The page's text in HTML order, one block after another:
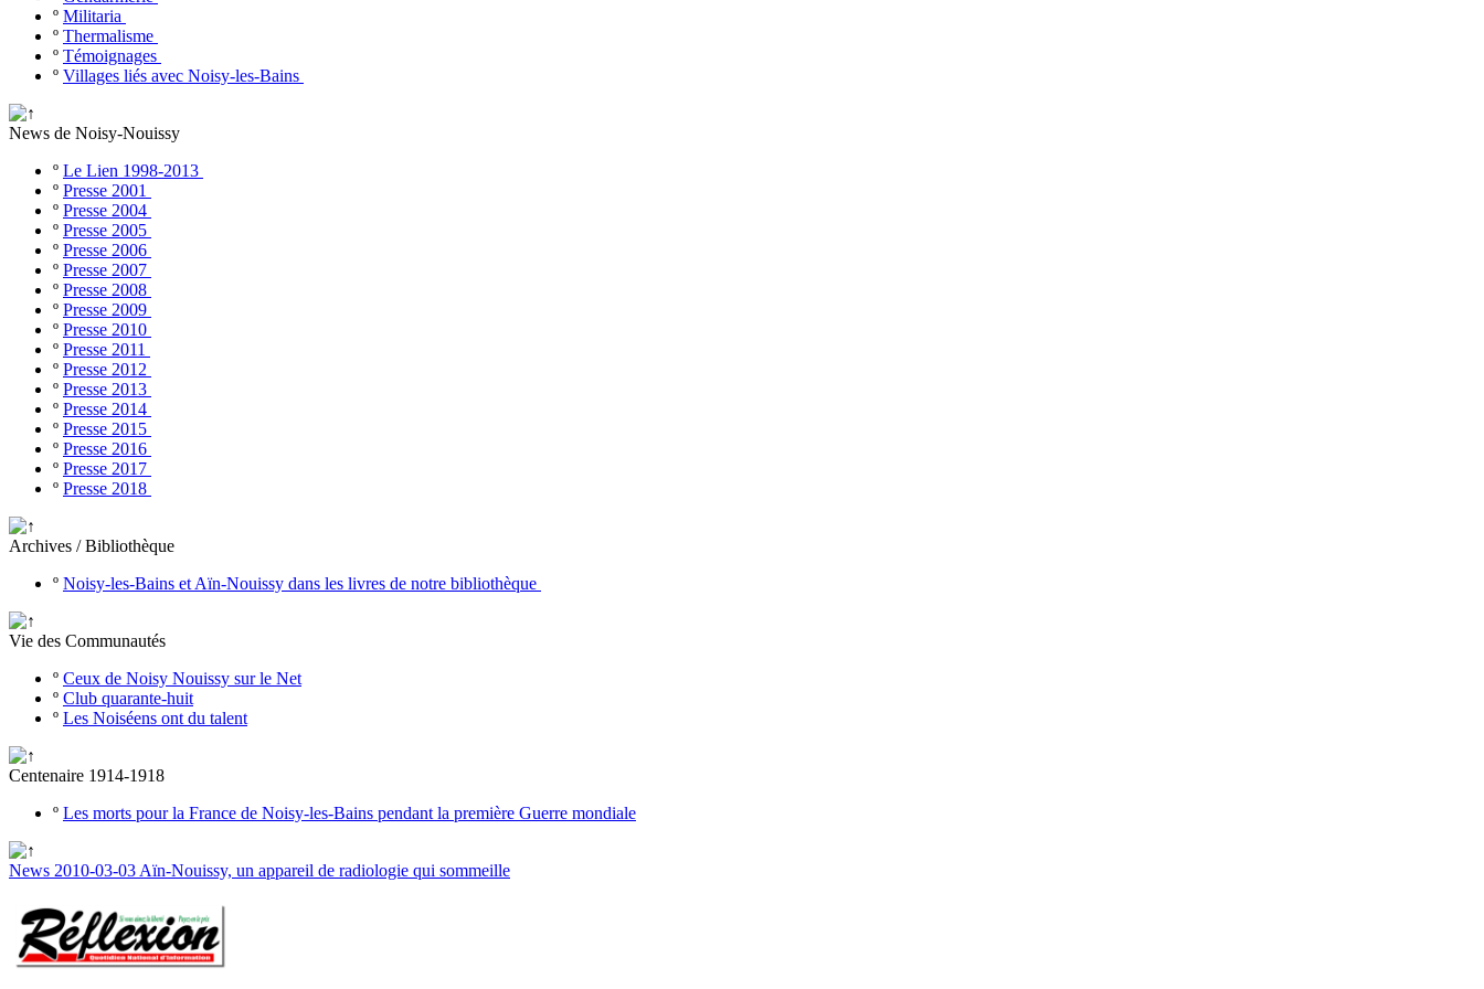
º Militaria
º Thermalisme
º Témoignages
º Villages liés avec Noisy-les-Bains
News de Noisy-Nouissy
º Le Lien 1998-2013
º Presse 2001
º Presse 2004
º Presse 2005
º Presse 2006
º Presse 2007
º Presse 2008
º Presse 2009
º Presse 2010
º Presse 2011
º Presse 2012
º Presse 2013
º Presse 2014
º Presse 2015
º Presse 2016
º Presse 2017
º Presse 2018
Archives / Bibliothèque
º Noisy-les-Bains et Aïn-Nouissy dans les livres de notre bibliothèque
Vie des Communautés
º Ceux de Noisy Nouissy sur le Net
º Club quarante-huit
º Les Noiséens ont du talent
Centenaire 1914-1918
º Les morts pour la France de Noisy-les-Bains pendant la première Guerre mondiale
News 2010-03-03 Aïn-Nouissy, un appareil de radiologie qui sommeille